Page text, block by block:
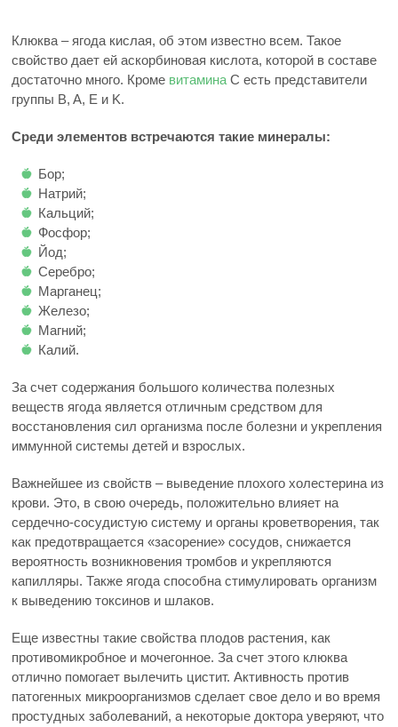
Клюква – ягода кислая, об этом известно всем. Такое
свойство дает ей аскорбиновая кислота, которой в составе
достаточно много. Кроме витамина C есть представители
группы B, A, E и K.
Среди элементов встречаются такие минералы:
Бор;
Натрий;
Кальций;
Фосфор;
Йод;
Серебро;
Марганец;
Железо;
Магний;
Калий.
За счет содержания большого количества полезных
веществ ягода является отличным средством для
восстановления сил организма после болезни и укрепления
иммунной системы детей и взрослых.
Важнейшее из свойств – выведение плохого холестерина из
крови. Это, в свою очередь, положительно влияет на
сердечно-сосудистую систему и органы кроветворения, так
как предотвращается «засорение» сосудов, снижается
вероятность возникновения тромбов и укрепляются
капилляры. Также ягода способна стимулировать организм
к выведению токсинов и шлаков.
Еще известны такие свойства плодов растения, как
противомикробное и мочегонное. За счет этого клюква
отлично помогает вылечить цистит. Активность против
патогенных микроорганизмов сделает свое дело и во время
простудных заболеваний, а некоторые доктора уверяют, что